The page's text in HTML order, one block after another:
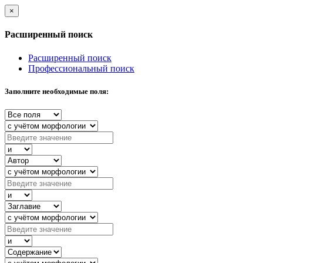
×
Расширенный поиск
Расширенный поиск
Профессиональный поиск
Заполните необходимые поля: